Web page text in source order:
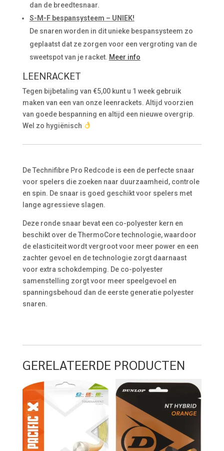
dan de breedtesnaar.
S-M-F bespansysteem – UNIEK!
De snaren worden in dit unieke bespansysteem zo
geplaatst dat ze zorgen voor een vergroting van de
sweetspot van je racket. Meer info
LEENRACKET
Tegen bijbetaling van €5,00 kunt u 1 week gebruik
maken van een van onze leenrackets. Altijd voorzien
van goede bespanning en altijd een nieuwe overgrip.
Wel zo hygiënisch
De Technifibre Pro Redcode is een de perfecte snaar
voor spelers die zoeken naar duurzaamheid, controle
en spin. De snaar is goed geschikt voor spelers met
lange agressieve slagen.
Deze ronde snaar bevat een co-polyester kern en
beschikt over de ThermoCore technologie, waardoor
de elasticiteit wordt vergroot voor meer power en een
zachter gevoel en de technologie zorgt daarnaast
voor extra schokdemping. De co-polyester
samenstelling zorgt voor meer speelgevoel en
spanningsbehoud dan de eerste generatie polyester
snaren.
GERELATEERDE PRODUCTEN